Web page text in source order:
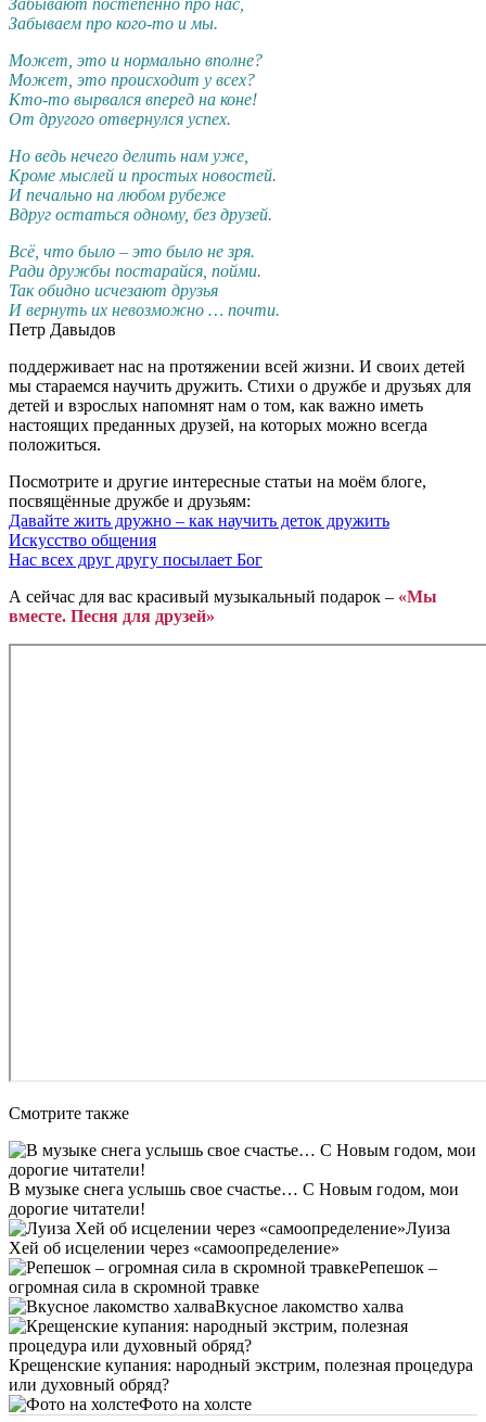
Забываем про кого-то и мы.
Может, это и нормально вполне?
Может, это происходит у всех?
Кто-то вырвался вперед на коне!
От другого отвернулся успех.
Но ведь нечего делить нам уже,
Кроме мыслей и простых новостей.
И печально на любом рубеже
Вдруг остаться одному, без друзей.
Всё, что было – это было не зря.
Ради дружбы постарайся, пойми.
Так обидно исчезают друзья
И вернуть их невозможно … почти.
Петр Давыдов
поддерживает нас на протяжении всей жизни. И своих детей
мы стараемся научить дружить. Стихи о дружбе и друзьях для
детей и взрослых напомнят нам о том, как важно иметь
настоящих преданных друзей, на которых можно всегда
положиться.
Посмотрите и другие интересные статьи на моём блоге,
посвящённые дружбе и друзьям:
Давайте жить дружно – как научить деток дружить
Искусство общения
Нас всех друг другу посылает Бог
А сейчас для вас красивый музыкальный подарок – «Мы
вместе. Песня для друзей»
Смотрите также
В музыке снега услышь свое счастье… С Новым годом, мои
дорогие читатели!
Луиза
Хей об исцелении через «самоопределение»
Репешок –
огромная сила в скромной травке
Вкусное лакомство халва
Крещенские купания: народный экстрим, полезная процедура
или духовный обряд?
Фото на холсте